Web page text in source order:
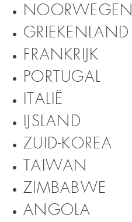
NOORWEGEN
GRIEKENLAND
FRANKRIJK
PORTUGAL
ITALIË
IJSLAND
ZUID-KOREA
TAIWAN
ZIMBABWE
ANGOLA